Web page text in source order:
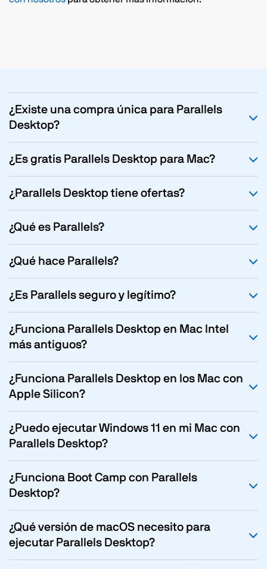
¿Existe una compra única para Parallels
Desktop?
¿Es gratis Parallels Desktop para Mac?
¿Parallels Desktop tiene ofertas?
¿Qué es Parallels?
¿Qué hace Parallels?
¿Es Parallels seguro y legítimo?
¿Funciona Parallels Desktop en Mac Intel
más antiguos?
¿Funciona Parallels Desktop en los Mac con
Apple Silicon?
¿Puedo ejecutar Windows 11 en mi Mac con
Parallels Desktop?
¿Funciona Boot Camp con Parallels
Desktop?
¿Qué versión de macOS necesito para
ejecutar Parallels Desktop?